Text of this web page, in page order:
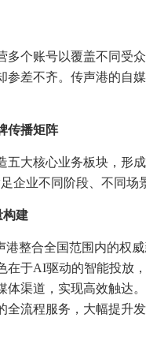
多个账号以覆盖不同受
参差不齐。传声港的自
传播矩阵
五大核心业务板块，形
企业不同阶段、不同场
构建
港整合全国范围内的权
在于AI驱动的智能投放
体渠道，实现高效触达
全流程服务，大幅提升